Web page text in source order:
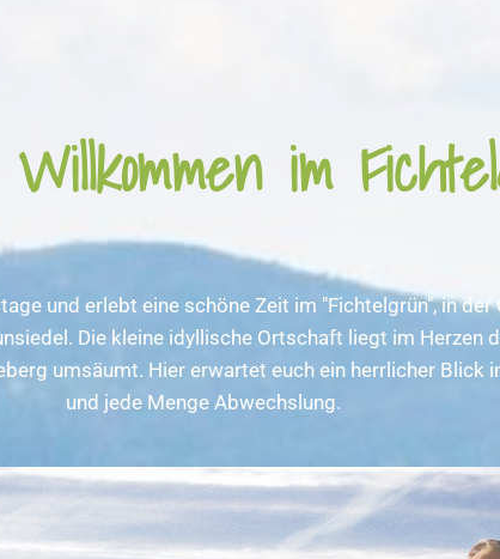
im
und erlebt eine schöne Zeit im "Fichtelgrün", in der
Die kleine idyllische Ortschaft liegt im Herzen
umsäumt. Hier erwartet euch ein herrlicher Blick
und jede Menge Abwechslung.